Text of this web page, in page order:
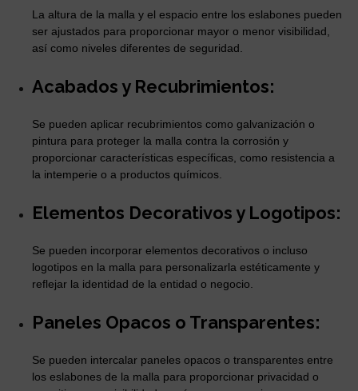
La altura de la malla y el espacio entre los eslabones pueden
ser ajustados para proporcionar mayor o menor visibilidad,
así como niveles diferentes de seguridad.
Acabados y Recubrimientos:
Se pueden aplicar recubrimientos como galvanización o
pintura para proteger la malla contra la corrosión y
proporcionar características específicas, como resistencia a
la intemperie o a productos químicos.
Elementos Decorativos y Logotipos:
Se pueden incorporar elementos decorativos o incluso
logotipos en la malla para personalizarla estéticamente y
reflejar la identidad de la entidad o negocio.
Paneles Opacos o Transparentes:
Se pueden intercalar paneles opacos o transparentes entre
los eslabones de la malla para proporcionar privacidad o